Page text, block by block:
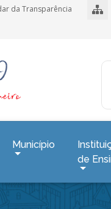
da Transparência
Município
de